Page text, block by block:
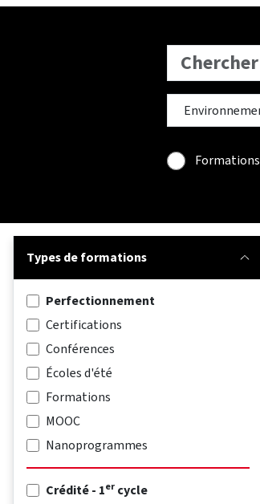
Types de formations
Perfectionnement
Certifications
Conférences
Écoles d'été
Formations
MOOC
Nanoprogrammes
Crédité - 1er cycle